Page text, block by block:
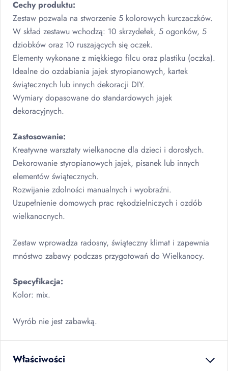
Cechy produktu:
Zestaw pozwala na stworzenie 5 kolorowych kurczaczków.
W skład zestawu wchodzą: 10 skrzydełek, 5 ogonków, 5
dziobków oraz 10 ruszających się oczek.
Elementy wykonane z miękkiego filcu oraz plastiku (oczka).
Idealne do ozdabiania jajek styropianowych, kartek
świątecznych lub innych dekoracji DIY.
Wymiary dopasowane do standardowych jajek
dekoracyjnych.
Zastosowanie:
Kreatywne warsztaty wielkanocne dla dzieci i dorosłych.
Dekorowanie styropianowych jajek, pisanek lub innych
elementów świątecznych.
Rozwijanie zdolności manualnych i wyobraźni.
Uzupełnienie domowych prac rękodzielniczych i ozdób
wielkanocnych.
Zestaw wprowadza radosny, świąteczny klimat i zapewnia
mnóstwo zabawy podczas przygotowań do Wielkanocy.
Specyfikacja:
Kolor: mix.
Wyrób nie jest zabawką.
Właściwości